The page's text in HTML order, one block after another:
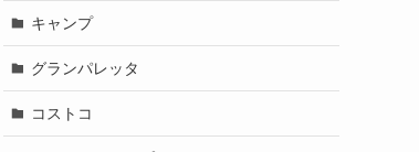
キャンプ
グランパレッタ
コストコ